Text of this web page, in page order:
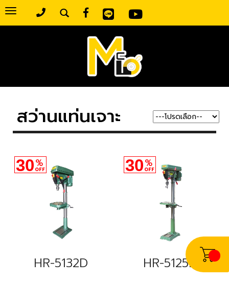
Toggle
navigation
สว่านแท่นเจาะ
30%
OFF
HR-5132D
30%
OFF
HR-5125D